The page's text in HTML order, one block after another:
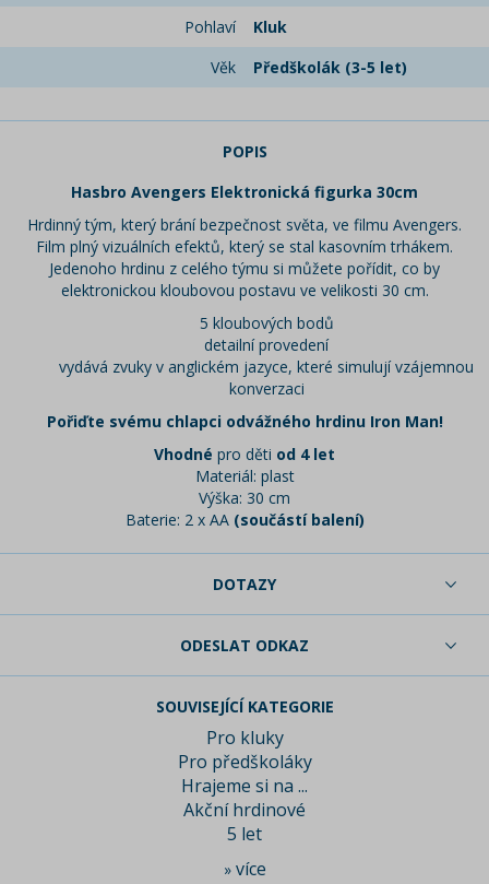
Pohlaví
Kluk
Věk
Předškolák (3-5 let)
POPIS
Hasbro Avengers Elektronická figurka 30cm
Hrdinný tým, který brání bezpečnost světa, ve filmu Avengers.
Film plný vizuálních efektů, který se stal kasovním trhákem.
Jedenoho hrdinu z celého týmu si můžete pořídit, co by
elektronickou kloubovou postavu ve velikosti 30 cm.
5 kloubových bodů
detailní provedení
vydává zvuky v anglickém jazyce, které simulují vzájemnou
konverzaci
Pořiďte svému chlapci odvážného hrdinu Iron Man!
Vhodné pro děti od 4 let
Materiál: plast
Výška: 30 cm
Baterie: 2 x AA (součástí balení)
DOTAZY
ODESLAT ODKAZ
SOUVISEJÍCÍ KATEGORIE
Pro kluky
Pro předškoláky
Hrajeme si na ...
Akční hrdinové
5 let
» více